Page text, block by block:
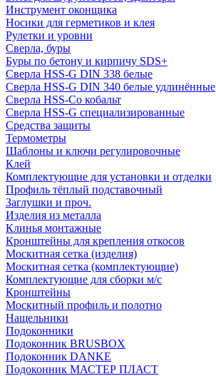
Инструмент оконщика
Носики для герметиков и клея
Рулетки и уровни
Сверла, буры
Буры по бетону и кирпичу SDS+
Сверла HSS-G DIN 338 белые
Сверла HSS-G DIN 340 белые удлинённые
Сверла HSS-Co кобальт
Сверла HSS-G специализированные
Средства защиты
Термометры
Шаблоны и ключи регулировочные
Клей
Комплектующие для установки и отделки
Профиль тёплый подставочный
Заглушки и проч.
Изделия из металла
Клинья монтажные
Кронштейны для крепления откосов
Москитная сетка (изделия)
Москитная сетка (комплектующие)
Комплектующие для сборки м/с
Кронштейны
Москитный профиль и полотно
Нащельники
Подоконники
Подоконник BRUSBOX
Подоконник DANKE
Подоконник МАСТЕР ПЛАСТ